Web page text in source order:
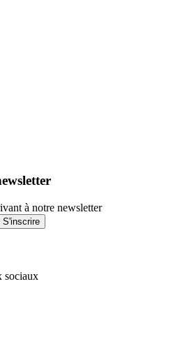
à notre newsletter
S'inscrire
sociaux